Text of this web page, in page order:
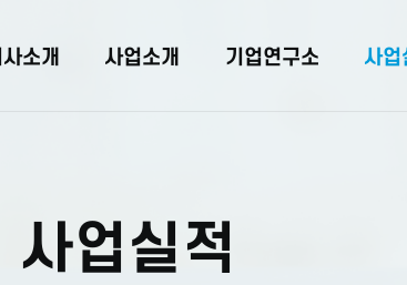
소개 사업소개 기업연구소 사업
사업실적